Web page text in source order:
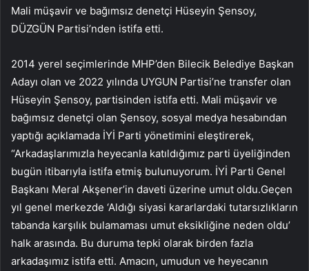
Mali müşavir ve bağımsız denetçi Hüseyin Şensoy,
DÜZGÜN Partisi’nden istifa etti.
2014 yerel seçimlerinde MHP’den Bilecik Belediye Başkan
Adayı olan ve 2022 yılında UYGUN Partisi’ne transfer olan
Hüseyin Şensoy, partisinden istifa etti. Mali müşavir ve
bağımsız denetçi olan Şensoy, sosyal medya hesabından
yaptığı açıklamada İYİ Parti yönetimini eleştirerek,
“Arkadaşlarımızla heyecanla katıldığımız parti üyeliğinden
bugün itibarıyla istifa etmiş bulunuyorum. İYİ Parti Genel
Başkanı Meral Akşener’in daveti üzerine umut oldu.Geçen
yıl genel merkezde ‘Aldığı siyasi kararlardaki tutarsızlıkların
tabanda karşılık bulamaması umut eksikliğine neden oldu’
halk arasında. Bu duruma tepki olarak birden fazla
arkadaşımız istifa etti. Amacın, umudun ve heyecanın